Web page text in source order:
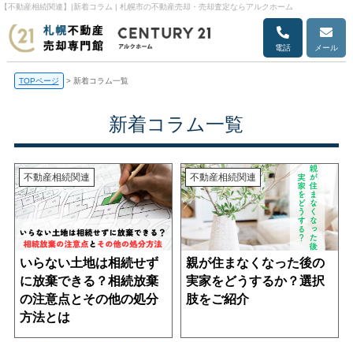
【不動産相続関連】|新着コラム | 札幌市の不動産売却・売却査定ならアルクホーム
電話 メール
TOPページ > 新着コラム一覧
新着コラム一覧
不動産相続関連
いらない土地は相続せず
に放棄できる？相続放棄
の注意点とその他の処分
方法とは
不動産相続関連
親が住まなくなった後の
実家をどうするか？選択
肢をご紹介